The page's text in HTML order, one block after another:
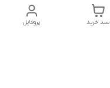
پروفایل سبد خرید